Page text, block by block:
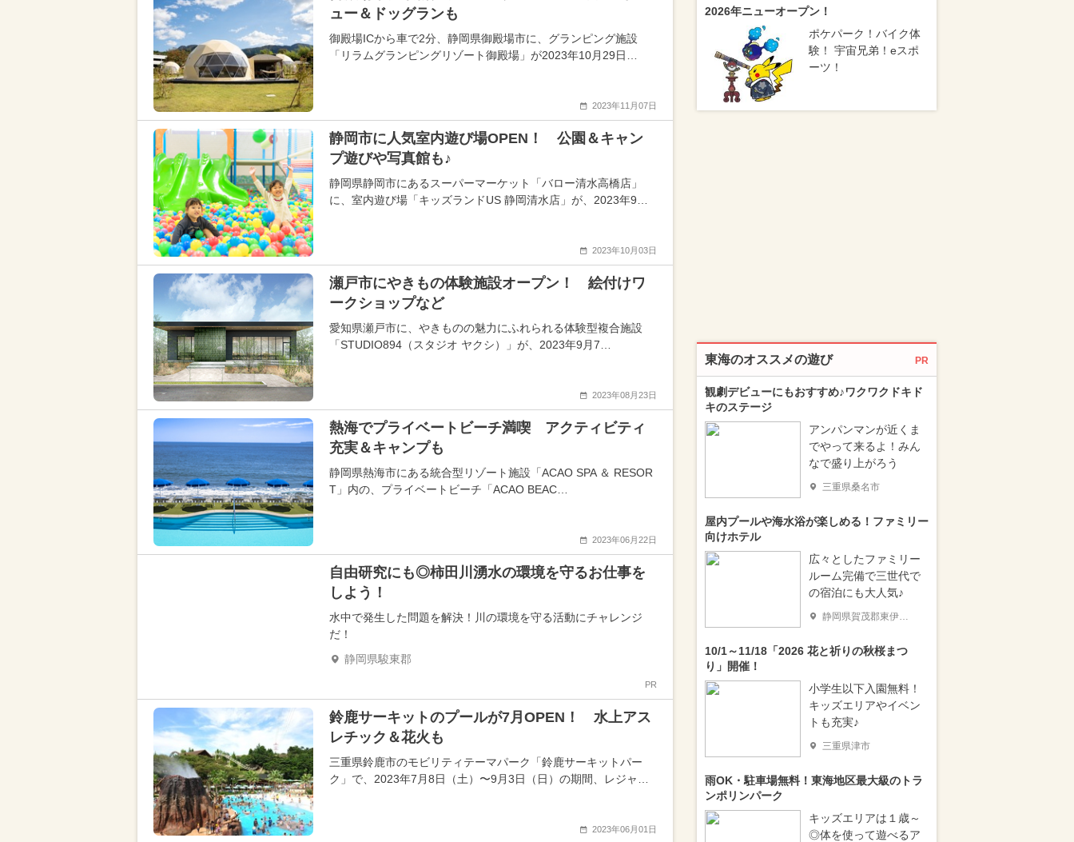
ュー＆ドッグランも
御殿場ICから車で2分、静岡県御殿場市に、グランピング施設
「リラムグランピングリゾート御殿場」が2023年10月29日…
2023年11月07日
静岡市に人気室内遊び場OPEN！ 公園＆キャン
プ遊びや写真館も♪
静岡県静岡市にあるスーパーマーケット「バロー清水高橋店」
に、室内遊び場「キッズランドUS 静岡清水店」が、2023年9…
2023年10月03日
瀬戸市にやきもの体験施設オープン！ 絵付けワ
ークショップなど
愛知県瀬戸市に、やきものの魅力にふれられる体験型複合施設
「STUDIO894（スタジオ ヤクシ）」が、2023年9月7…
2023年08月23日
熱海でプライベートビーチ満喫 アクティビティ
充実＆キャンプも
静岡県熱海市にある統合型リゾート施設「ACAO SPA ＆ RESOR
T」内の、プライベートビーチ「ACAO BEAC…
2023年06月22日
自由研究にも◎柿田川湧水の環境を守るお仕事を
しよう！
水中で発生した問題を解決！川の環境を守る活動にチャレンジ
だ！
静岡県駿東郡
PR
鈴鹿サーキットのプールが7月OPEN！ 水上アス
レチック＆花火も
三重県鈴鹿市のモビリティテーマパーク「鈴鹿サーキットパー
ク」で、2023年7月8日（土）〜9月3日（日）の期間、レジャ…
2023年06月01日
2026年ニューオープン！
ポケパーク！バイク体
験！ 宇宙兄弟！eスポ
ーツ！
東海のオススメの遊び PR
観劇デビューにもおすすめ♪ワクワクドキド
キのステージ
アンパンマンが近くま
でやって来るよ！みん
なで盛り上がろう
三重県桑名市
屋内プールや海水浴が楽しめる！ファミリー
向けホテル
広々としたファミリー
ルーム完備で三世代で
の宿泊にも大人気♪
静岡県賀茂郡東伊豆町
10/1～11/18「2026 花と祈りの秋桜まつ
り」開催！
小学生以下入園無料！
キッズエリアやイベン
トも充実♪
三重県津市
雨OK・駐車場無料！東海地区最大級のトラ
ンポリンパーク
キッズエリアは１歳～
◎体を使って遊べるア